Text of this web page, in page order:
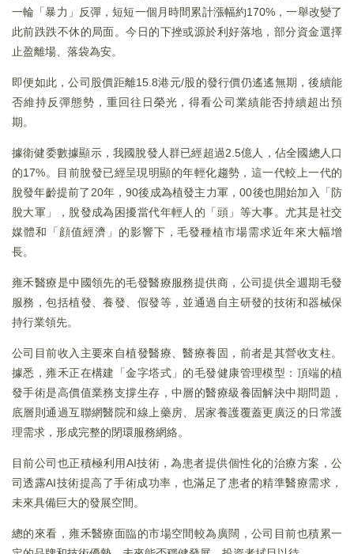
一輪「暴力」反彈，短短一個月時間累計漲幅約170%，一舉改變了
此前跌跌不休的局面。今日的下挫或源於利好落地，部分資金選擇
止盈離場、落袋為安。
即便如此，公司股價距離15.8港元/股的發行價仍遙遙無期，後續能
否維持反彈態勢，重回往日榮光，得看公司業績能否持續超出預
期。
據衛健委數據顯示，我國脫發人群已經超過2.5億人，佔全國總人口
的17%。目前脫發已經呈現明顯的年輕化趨勢，這一代較上一代的
脫發年齡提前了20年，90後成為植發主力軍，00後也開始加入「防
脫大軍」，脫發成為困擾當代年輕人的「頭」等大事。尤其是社交
媒體和「顔值經濟」的影響下，毛發種植市場需求近年來大幅增
長。
雍禾醫療是中國領先的毛發醫療服務提供商，公司提供全週期毛發
服務，包括植發、養發、假發等，並通過自主研發的技術和器械保
持行業領先。
公司目前收入主要來自植發醫療、醫療養固，前者是其營收支柱。
據悉，雍禾正在構建「金字塔式」的毛發健康管理模型：頂端的植
發手術是高價值業務支撐生存，中層的醫療級養固解決中期問題，
底層則通過互聯網醫院和線上藥房、居家養護覆蓋更廣泛的日常護
理需求，形成完整的閉環服務網絡。
目前公司也正積極利用AI技術，為患者提供個性化的治療方案，公
司透露AI技術提高了手術成功率，也滿足了患者的精準醫療需求，
未來具備巨大的發展空間。
總的來看，雍禾醫療面臨的市場空間較為廣闊，公司目前也積累一